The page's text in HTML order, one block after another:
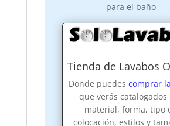
para el baño
Tienda de Lavabos
Donde puedes comprar
que verás catalogados
material, forma, tipo
colocación, estilos y